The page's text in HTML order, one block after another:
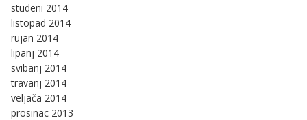
studeni 2014
listopad 2014
rujan 2014
lipanj 2014
svibanj 2014
travanj 2014
veljača 2014
prosinac 2013